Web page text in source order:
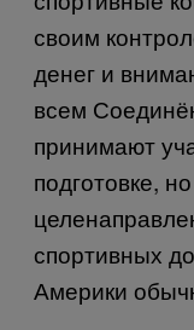
своим
денег и
всем
принимают
подготовке,
спортивных
Америки